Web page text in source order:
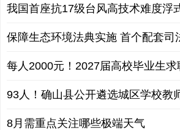
我国首座抗17级台风高技术难度浮
保障生态环境法典实施 首个配套司
每人2000元！2027届高校毕业生求
93人！确山县公开遴选城区学校教
8月需重点关注哪些极端天气